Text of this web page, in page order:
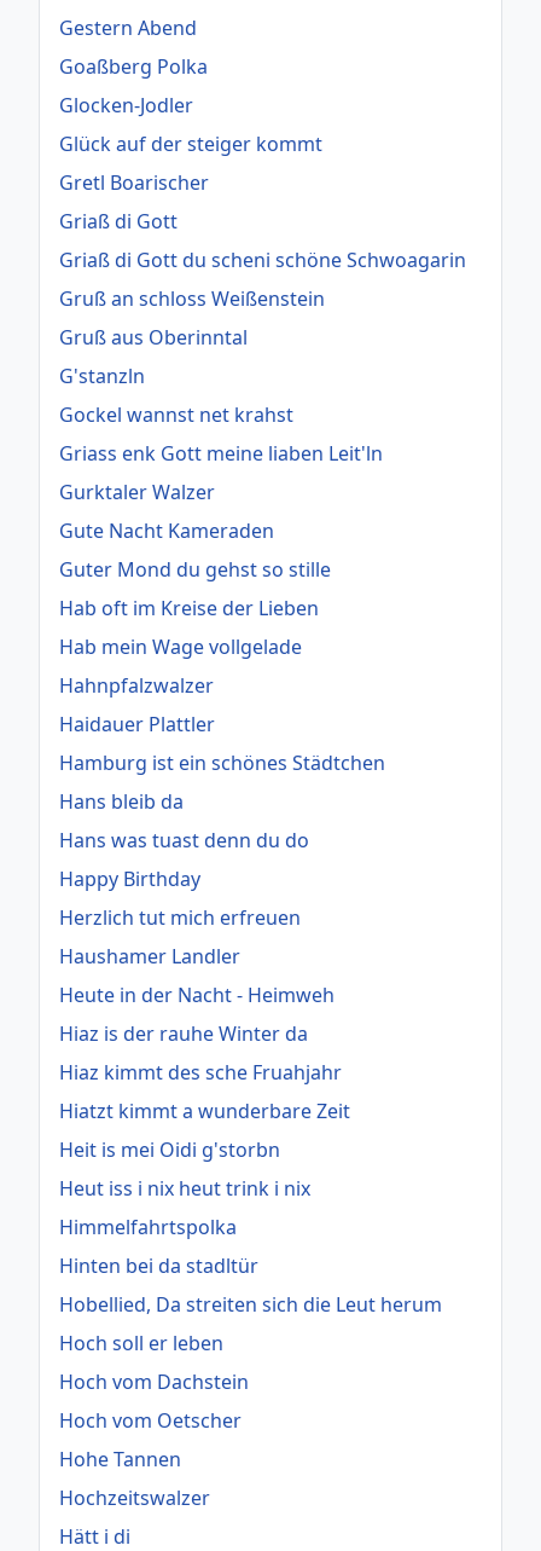
Gestern Abend
Goaßberg Polka
Glocken-Jodler
Glück auf der steiger kommt
Gretl Boarischer
Griaß di Gott
Griaß di Gott du scheni schöne Schwoagarin
Gruß an schloss Weißenstein
Gruß aus Oberinntal
G'stanzln
Gockel wannst net krahst
Griass enk Gott meine liaben Leit'ln
Gurktaler Walzer
Gute Nacht Kameraden
Guter Mond du gehst so stille
Hab oft im Kreise der Lieben
Hab mein Wage vollgelade
Hahnpfalzwalzer
Haidauer Plattler
Hamburg ist ein schönes Städtchen
Hans bleib da
Hans was tuast denn du do
Happy Birthday
Herzlich tut mich erfreuen
Haushamer Landler
Heute in der Nacht - Heimweh
Hiaz is der rauhe Winter da
Hiaz kimmt des sche Fruahjahr
Hiatzt kimmt a wunderbare Zeit
Heit is mei Oidi g'storbn
Heut iss i nix heut trink i nix
Himmelfahrtspolka
Hinten bei da stadltür
Hobellied, Da streiten sich die Leut herum
Hoch soll er leben
Hoch vom Dachstein
Hoch vom Oetscher
Hohe Tannen
Hochzeitswalzer
Hätt i di